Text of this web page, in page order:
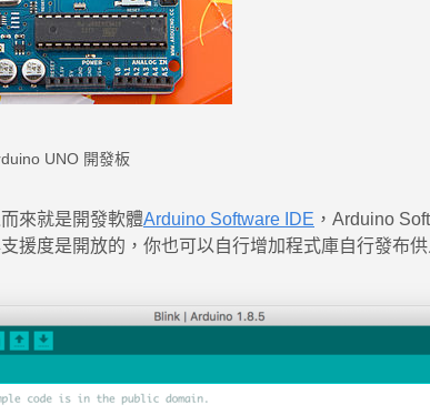
UNO 開發板
來就是開發軟體Arduino Software IDE ，Arduino
援度是開放的，你也可以自行增加程式庫自行發布供